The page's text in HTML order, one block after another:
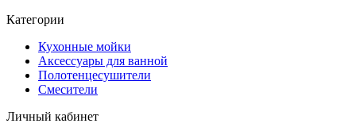
Категории
Кухонные мойки
Аксессуары для ванной
Полотенцесушители
Смесители
Личный кабинет